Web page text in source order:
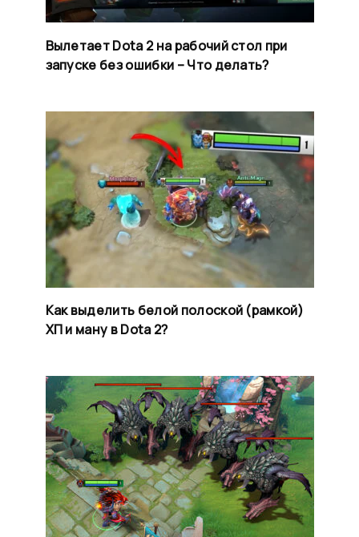
Вылетает Dota 2 на рабочий стол при
запуске без ошибки – Что делать?
Как выделить белой полоской (рамкой)
ХП и ману в Dota 2?